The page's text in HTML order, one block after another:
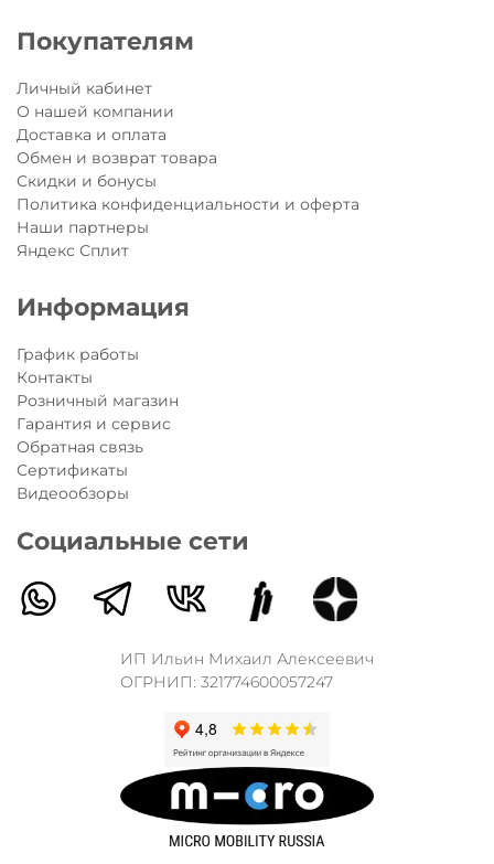
Покупателям
Личный кабинет
О нашей компании
Доставка и оплата
Обмен и возврат товара
Скидки и бонусы
Политика конфиденциальности и оферта
Наши партнеры
Яндекс Сплит
Информация
График работы
Контакты
Розничный магазин
Гарантия и сервис
Обратная связь
Сертификаты
Видеообзоры
Социальные сети
ИП Ильин Михаил Алексеевич
ОГРНИП: 321774600057247